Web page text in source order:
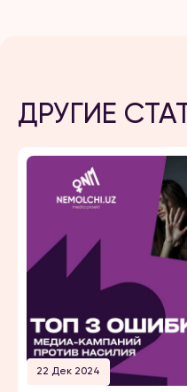
ДРУГИЕ
22 Дек 2024